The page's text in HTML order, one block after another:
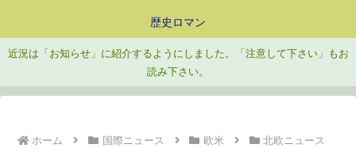
歴史ロマン
近況は「お知らせ」に紹介するようにしました。「注意して下さい」もお
読み下さい。
ホーム 国際ニュース 欧米 北欧ニュース